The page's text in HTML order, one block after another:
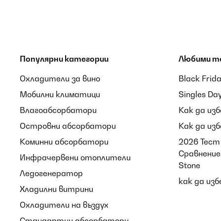
Utente Amazon
ПОТВЪРДЕН ПРЕГЛЕД 07/08/2026
Tagliere abbastanza robusto con scavo raccogli
Consigliato.
Utente Amazon
Lo uso da 2 settimane e ne sono contento. Funziona.
Популярни категории
Охладители за вино
Мобилни климатици
Влагоабсорбатори
Островни абсорбатори
Коминни абсорбатори
Инфрачервени отоплители
Ледогенератор
Хладилни витрини
Охладители на въздух
Любими
Black
Singles
Как да
Как да
2026 Тест
Stone
как да